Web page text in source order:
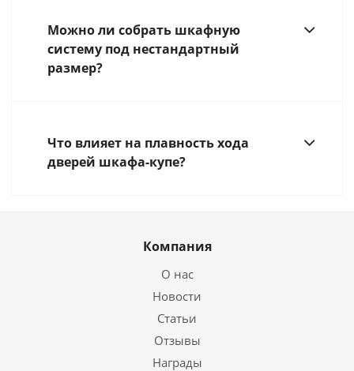
Можно ли собрать шкафную
систему под нестандартный
размер?
Что влияет на плавность хода
дверей шкафа-купе?
Компания
О нас
Новости
Статьи
Отзывы
Награды